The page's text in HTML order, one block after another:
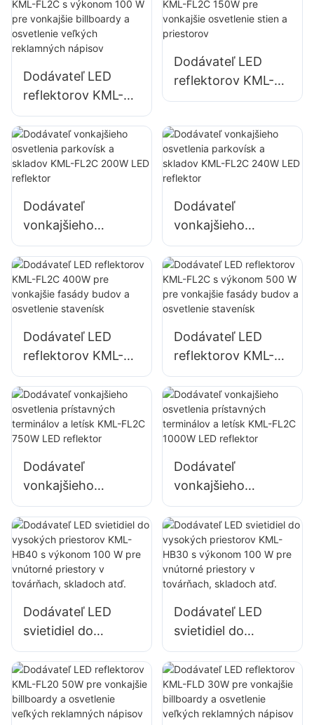
a osvetlenie
veľkých
nápisov
Dodávateľ LED
reflektorov KML-
FL2C s výkonom
100 W pre
vonkajšie billboardy
a osvetlenie
reklamných
nápisov
Dodávateľ LED
reflektorov KML-
FL2C 150W pre
osvetlenie stien a
priestorov
Dodávateľ
vonkajšieho
osvetlenia
parkovísk a skladov
KML-FL2C 200W
LED reflektor
Dodávateľ
vonkajšieho
osvetlenia
parkovísk a skladov
KML-FL2C 240W
LED reflektor
Dodávateľ LED
reflektorov KML-
FL2C 400W pre
vonkajšie fasády
budov a osvetlenie
stavenísk
Dodávateľ LED
reflektorov KML-
FL2C s výkonom
500 W pre
vonkajšie fasády
budov a osvetlenie
Dodávateľ
vonkajšieho
osvetlenia
prístavných
terminálov a letísk
KML-FL2C 750W
LED reflektor
Dodávateľ
vonkajšieho
osvetlenia
prístavných
terminálov a letísk
KML-FL2C 1000W
LED reflektor
Dodávateľ LED
svietidiel do
vysokých
priestorov KML-
HB40 s výkonom
100 W pre vnútorné
Dodávateľ LED
svietidiel do
vysokých
priestorov KML-
HB30 s výkonom
100 W pre vnútorné